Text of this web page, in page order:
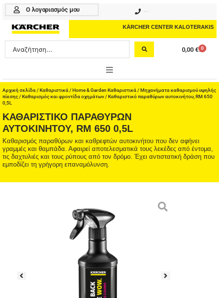
Μετάβαση
περιεχόμενο
Ο λογαριασμός μου
KÄRCHER CENTER KALOTERAKIS
Search
...
0,00 € 0
Cart
ONLINE SHOP
PROFESSIONAL
ΑΞΕΣΟΥΑΡ
Αρχική σελίδα /Καθαριστικά /Home & Garden Καθαριστικά /Μηχανήματα καθαρισμού υψηλής
πίεσης/Καθαρισμός και φροντίδα οχημάτων/ Καθαριστικό παραθύρων αυτοκινήτου, RM 650
0,5L
ΚΑΘΑΡΙΣΤΙΚΌ ΠΑΡΑΘΎΡΩΝ
ΑΥΤΟΚΙΝΉΤΟΥ, RM 650 0,5L
Καθαρισμός παραθύρων και καθρεφτών αυτοκινήτου που δεν αφήνει
γραμμές και θαμπάδα. Αφαιρεί αποτελεσματικά τους λεκέδες από έντομα,
τις δαχτυλιές και τους ρύπους από τον δρόμο. Έχει αντιστατική δράση που
εμποδίζει τη γρήγορη επαναμόλυνση.